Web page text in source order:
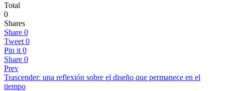
Total
0
Shares
Share 0
Tweet 0
Pin it 0
Share 0
Prev
Trascender: una reflexión sobre el diseño que permanece en el
tiempo